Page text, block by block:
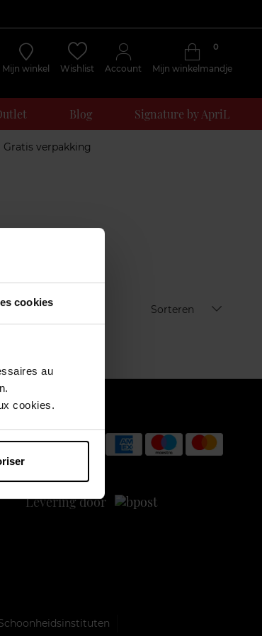
cookies
au
cookies.
Mijn winkel Wishlist Account Mijn winkelmandje
0
Blog Signature by ApriL
Gratis verpakking
Sorteren
Betaal veilig
Levering door